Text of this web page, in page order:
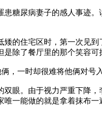
糖尿病妻子的感人事迹
的住宅区时，第一次见
除了餐厅里的那个笑容可
，一时却很难将他俩对号入
眼。由于视力严重下降
一能做的就是拿着抹布